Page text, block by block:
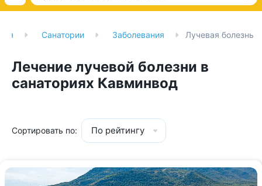
Санатории Заболевания Лучевая болезнь
Лечение лучевой болезни в
санаториях Кавминвод
Сортировать по: По рейтингу